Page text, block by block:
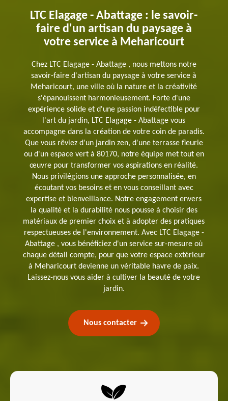
LTC Elagage - Abattage : le savoir-
faire d'un artisan du paysage à
votre service à Meharicourt
Chez LTC Elagage - Abattage , nous mettons notre
savoir-faire d'artisan du paysage à votre service à
Meharicourt, une ville où la nature et la créativité
s'épanouissent harmonieusement. Forte d'une
expérience solide et d'une passion indéfectible pour
l'art du jardin, LTC Elagage - Abattage vous
accompagne dans la création de votre coin de paradis.
Que vous rêviez d'un jardin zen, d'une terrasse fleurie
ou d'un espace vert à 80170, notre équipe met tout en
œuvre pour transformer vos aspirations en réalité.
Nous privilégions une approche personnalisée, en
écoutant vos besoins et en vous conseillant avec
expertise et bienveillance. Notre engagement envers
la qualité et la durabilité nous pousse à choisir des
matériaux de premier choix et à adopter des pratiques
respectueuses de l'environnement. Avec LTC Elagage -
Abattage , vous bénéficiez d'un service sur-mesure où
chaque détail compte, pour que votre espace extérieur
à Meharicourt devienne un véritable havre de paix.
Laissez-nous vous aider à cultiver la beauté de votre
jardin.
Nous contacter